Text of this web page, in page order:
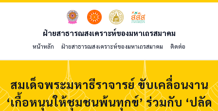
ฝ่ายสาธารณสงเคราะห์ของมหาเถรสมาคม
หน้าหลัก ฝ่ายสาธารณสงเคราะห์ของมหาเถรสมาคม ติดต่อ
สมเด็จพระมหาธีราจารย์ ขับเคลื่อนงาน
‘เกื้อหนุนให้ชุมชนพ้นทุกข์’ ร่วมกับ ‘ปลัด